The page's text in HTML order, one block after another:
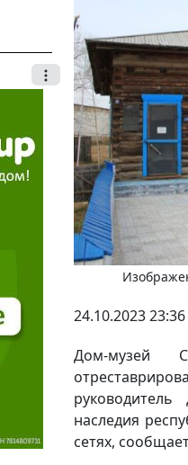
24.10.2023 23:36
Дом-музей
наследия
сетях,